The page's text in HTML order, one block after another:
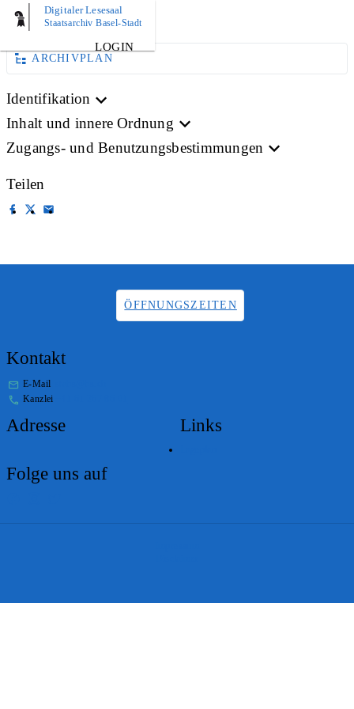
Digitaler Lesesaal
Staatsarchiv Basel-Stadt
LOGIN
BILD
ARCHIVPLAN
Identifikation
Inhalt und innere Ordnung
Zugangs- und Benutzungsbestimmungen
Teilen
ÖFFNUNGSZEITEN
Kontakt
E-Mail
Kanzlei
Adresse Links
Folge uns auf